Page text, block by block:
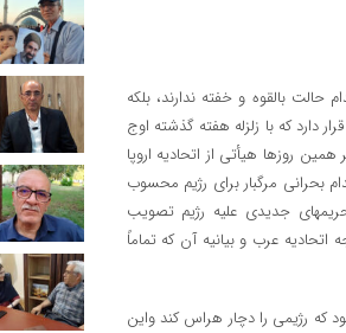
بالقوه و خفته ندارند، بلکه
دارد که با زلزله هفته گذشته اوج
روزها هیأتی از اتحادیه اروپا
بحرانی مرگبار برای رژیم محسوب
جدیدی علیه رژیم تصویب
عرب و بیانیه آن که تماماً
که رژیمی را دچار هراس کند واین